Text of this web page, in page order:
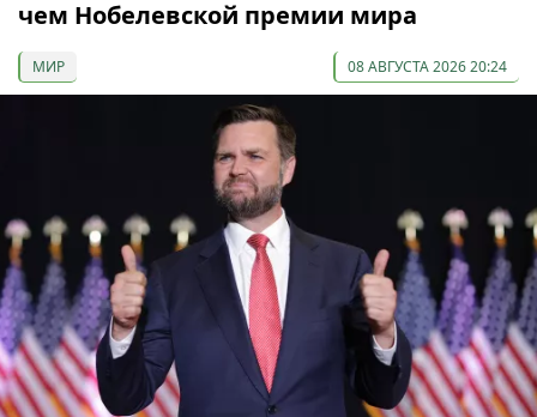
чем Нобелевской премии мира
МИР 08 АВГУСТА 2026 20:24